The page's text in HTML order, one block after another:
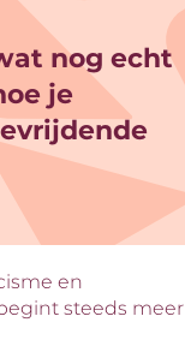
nog echt
je
en
steeds meer